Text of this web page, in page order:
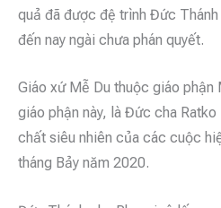
quả đã được đệ trình Đức
đến nay ngài chưa phán quyết.
Giáo xứ Mễ Du thuộc giáo
giáo phận này, là Đức cha
chất siêu nhiên của các cuộc
tháng Bảy năm 2020.